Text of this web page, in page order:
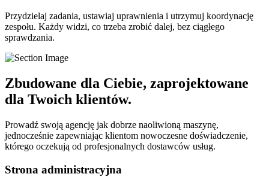
Przydzielaj zadania, ustawiaj uprawnienia i utrzymuj koordynację
zespołu. Każdy widzi, co trzeba zrobić dalej, bez ciągłego
sprawdzania.
Zbudowane dla Ciebie, zaprojektowane
dla Twoich klientów.
Prowadź swoją agencję jak dobrze naoliwioną maszynę,
jednocześnie zapewniając klientom nowoczesne doświadczenie,
którego oczekują od profesjonalnych dostawców usług.
Strona administracyjna